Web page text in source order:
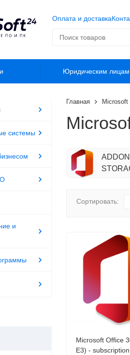
Оплата и доставка
Юридическим лицам
Главная Microsoft
Сортировать:
Microsoft Office
E3) -
системы
и